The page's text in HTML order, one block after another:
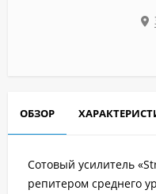
ОБЗОР
Сотовый усилитель
репитером среднего